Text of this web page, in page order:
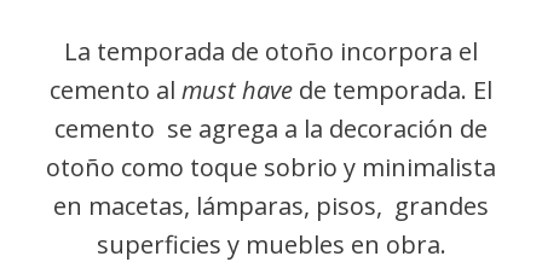
La temporada de otoño incorpora el
cemento al must have de temporada. El
cemento se agrega a la decoración de
otoño como toque sobrio y minimalista
en macetas, lámparas, pisos, grandes
superficies y muebles en obra.